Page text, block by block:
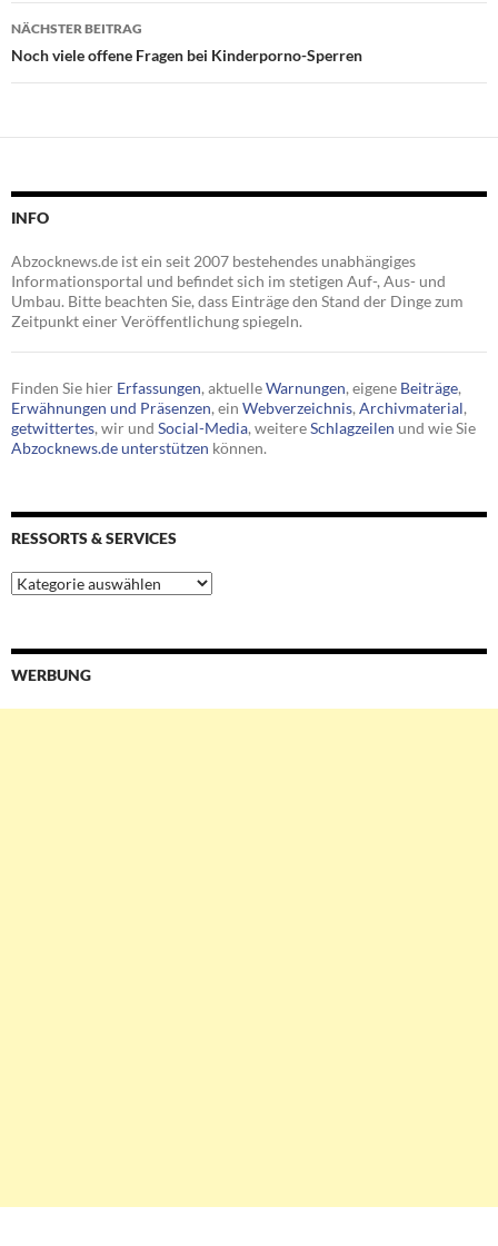
NÄCHSTER BEITRAG
Noch viele offene Fragen bei Kinderporno-Sperren
INFO
Abzocknews.de ist ein seit 2007 bestehendes unabhängiges
Informationsportal und befindet sich im stetigen Auf-, Aus- und
Umbau. Bitte beachten Sie, dass Einträge den Stand der Dinge zum
Zeitpunkt einer Veröffentlichung spiegeln.
Finden Sie hier Erfassungen, aktuelleWarnungen, eigene Beiträge,
Erwähnungen und Präsenzen, ein Webverzeichnis, Archivmaterial,
getwittertes, wir und Social-Media, weitereSchlagzeilen und wie Sie
Abzocknews.de unterstützen können.
RESSORTS & SERVICES
Ressorts
&
WERBUNG